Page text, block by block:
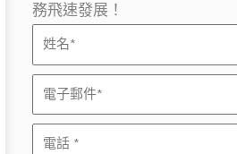
務飛速發展！
姓
名
電
子
郵
電